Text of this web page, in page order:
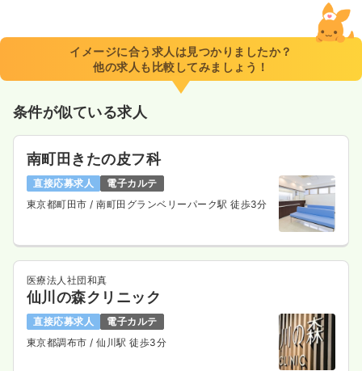
8:30～17:30（休憩60分）
4週8休以上
年収500万円以上可
気になる
2交代（常勤） 一時募集休止
給与 540万円〜/年
4週8休以上
月給32万円以上可
気になる
一時募集休止
イメージに合う求人は見つかりましたか？
他の求人も比較してみましょう！
条件が似ている求人
南町田きたの皮フ科
直接応募求人
電子カルテ
東京都町田市/ 南町田グランベリーパーク駅 徒歩3分
医療法人社団和真
仙川の森クリニック
直接応募求人
電子カルテ
東京都調布市/ 仙川駅 徒歩3分